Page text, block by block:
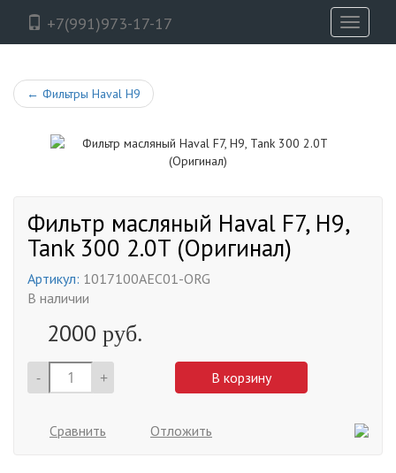
+7(991)973-17-17
Toggle
← Фильтры Haval H9
Фильтр масляный Haval F7, H9,
Tank 300 2.0T (Оригинал)
Артикул: 1017100AEC01-ORG
В наличии
2000 руб.
- + В корзину
Сравнить Отложить